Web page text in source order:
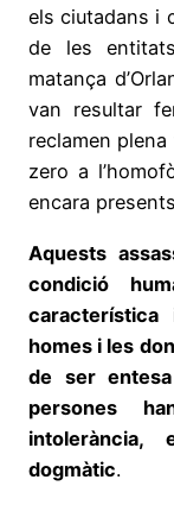
els ciutadans i
de les
matança
van resultar
reclamen
zero a
encara
Aquests
condició
característica
homes i les
de ser
persones
dogmàtic.